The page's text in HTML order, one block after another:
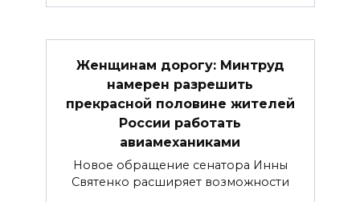
Женщинам дорогу: Минтруд
намерен разрешить
прекрасной половине жителей
России работать
авиамеханиками
Новое обращение сенатора Инны
Святенко расширяет возможности